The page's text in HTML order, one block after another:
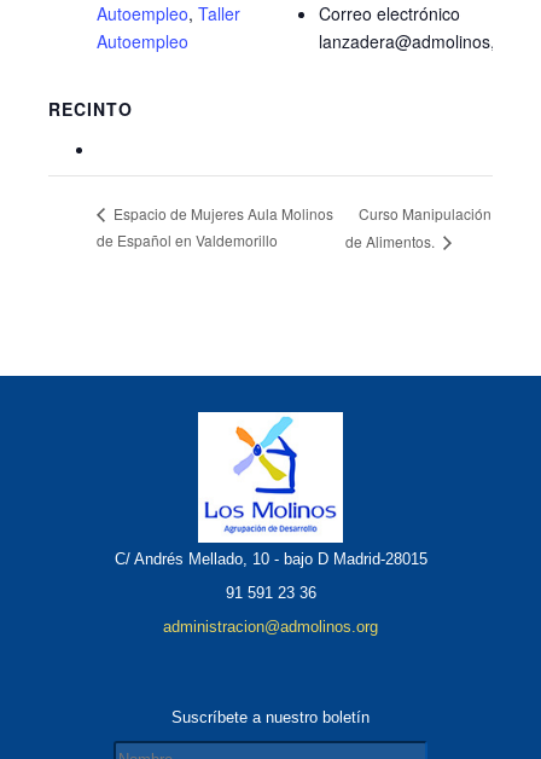
Autoempleo, Taller
Autoempleo
RECINTO
Correo electrónico
lanzadera@admolinos,org
Espacio de Mujeres Aula Molinos
de Español en Valdemorillo
Curso Manipulación
de Alimentos.
C/ Andrés Mellado, 10 - bajo D Madrid-28015
91 591 23 36
administracion@admolinos.org
Suscríbete a nuestro boletín